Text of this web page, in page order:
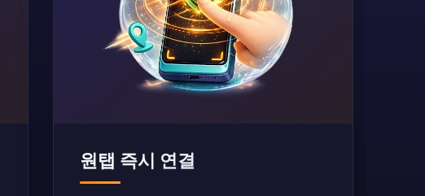
원탭 즉시 연결